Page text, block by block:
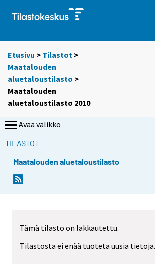
Etusivu > Tilastot >
Maatalouden
aluetaloustilasto >
Maatalouden
aluetaloustilasto 2010
Avaa valikko
TILASTOT
Maatalouden aluetaloustilasto
Tämä tilasto on lakkautettu.
Tilastosta ei enää tuoteta uusia tietoja.